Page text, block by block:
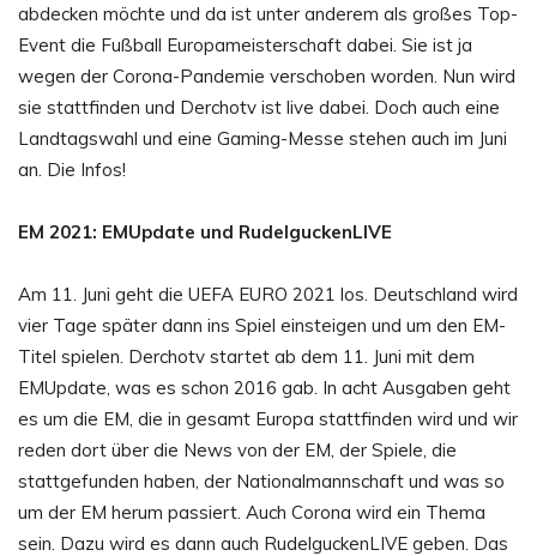
abdecken möchte und da ist unter anderem als großes Top-
Event die Fußball Europameisterschaft dabei. Sie ist ja
wegen der Corona-Pandemie verschoben worden. Nun wird
sie stattfinden und Derchotv ist live dabei. Doch auch eine
Landtagswahl und eine Gaming-Messe stehen auch im Juni
an. Die Infos!
EM 2021: EMUpdate und RudelguckenLIVE
Am 11. Juni geht die UEFA EURO 2021 los. Deutschland wird
vier Tage später dann ins Spiel einsteigen und um den EM-
Titel spielen. Derchotv startet ab dem 11. Juni mit dem
EMUpdate, was es schon 2016 gab. In acht Ausgaben geht
es um die EM, die in gesamt Europa stattfinden wird und wir
reden dort über die News von der EM, der Spiele, die
stattgefunden haben, der Nationalmannschaft und was so
um der EM herum passiert. Auch Corona wird ein Thema
sein. Dazu wird es dann auch RudelguckenLIVE geben. Das